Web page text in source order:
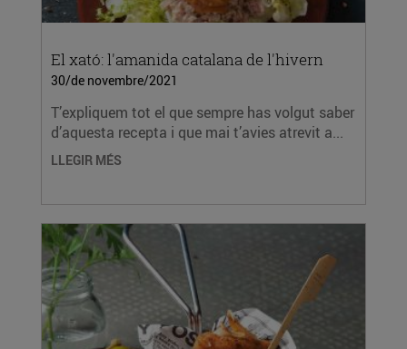
El xató: l'amanida catalana de l'hivern
30/de novembre/2021
T’expliquem tot el que sempre has volgut saber
d’aquesta recepta i que mai t’avies atrevit a...
LLEGIR MÉS